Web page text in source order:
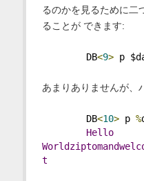
るのかを見るために二
ることが できます:
DB<9> p
あまりありませんが、
DB<10> p %
Hello
t